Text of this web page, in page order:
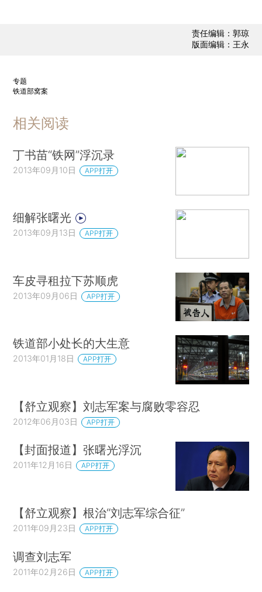
责任编辑：郭琼
版面编辑：王永
专题
铁道部窝案
相关阅读
丁书苗“铁网”浮沉录
2013年09月10日 APP打开
细解张曙光
2013年09月13日 APP打开
车皮寻租拉下苏顺虎
2013年09月06日 APP打开
铁道部小处长的大生意
2013年01月18日 APP打开
【舒立观察】刘志军案与腐败零容忍
2012年06月03日 APP打开
【封面报道】张曙光浮沉
2011年12月16日 APP打开
【舒立观察】根治“刘志军综合征”
2011年09月23日 APP打开
调查刘志军
2011年02月26日 APP打开